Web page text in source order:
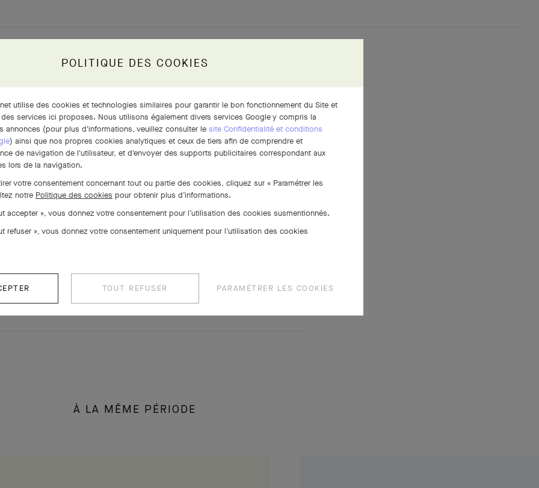
POUR APPROFONDIR
Fiche technique
À LA MÊME PÉRIODE
POLITIQUE DES COOKIES
utilise des cookies et technologies similaires pour garantir le bon fonctionnement du Site et
services ici proposes. Nous utilisons également divers services Google y compris la
annonces (pour plus d'informations, veuillez consulter le site Confidentialité et conditions
) ainsi que nos propres cookies analytiques et ceux de tiers afin de comprendre et
de navigation de l'utilisateur, et d'envoyer des supports publicitaires correspondant aux
lors de la navigation.
votre consentement concernant tout ou partie des cookies, cliquez sur « Paramétrer les
notre Politique des cookies pour obtenir plus d’informations.
accepter », vous donnez votre consentement pour l’utilisation des cookies susmentionnés.
refuser », vous donnez votre consentement uniquement pour l’utilisation des cookies
TOUT REFUSER PARAMÉTRER LES COOKIES